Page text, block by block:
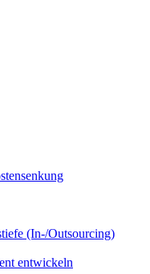
(In-/Outsourcing)
entwickeln